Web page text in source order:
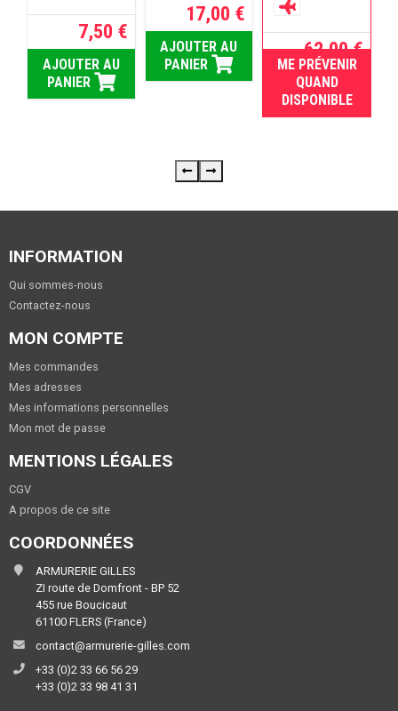
7,50 €
AJOUTER AU
PANIER
17,00 €
AJOUTER AU
PANIER
62,00 €
RUPTURE
ME PRÉVENIR
QUAND
DISPONIBLE
INFORMATION
Qui sommes-nous
Contactez-nous
MON COMPTE
Mes commandes
Mes adresses
Mes informations personnelles
Mon mot de passe
MENTIONS LÉGALES
CGV
A propos de ce site
COORDONNÉES
ARMURERIE GILLES
ZI route de Domfront - BP 52
455 rue Boucicaut
61100 FLERS (France)
contact@armurerie-gilles.com
+33 (0)2 33 66 56 29
+33 (0)2 33 98 41 31